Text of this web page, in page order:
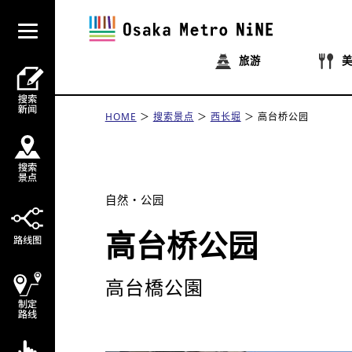
旅游
HOME 搜索景点 西长堀 高台桥公园
自然・公园
高台桥公园
高台橋公園